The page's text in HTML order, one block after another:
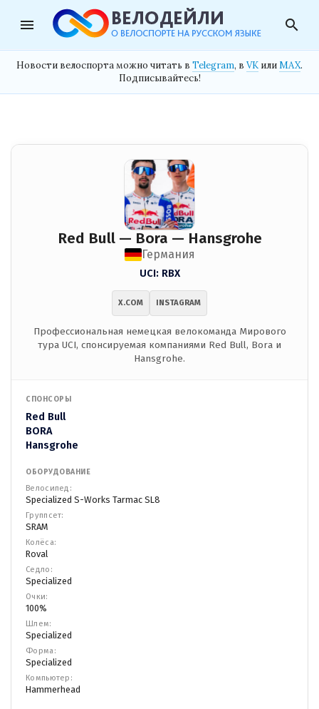
menu search
Новости велоспорта можно читать в Telegram, в VK илиMAX.
Подписывайтесь!
Red Bull — Bora — Hansgrohe
Германия
UCI: RBX
X.COM INSTAGRAM
Профессиональная немецкая велокоманда Мирового
тура UCI, спонсируемая компаниями Red Bull, Bora и
Hansgrohe.
СПОНСОРЫ
Red Bull
BORA
Hansgrohe
ОБОРУДОВАНИЕ
Велосипед:
Specialized S-Works Tarmac SL8
Группсет:
SRAM
Колёса:
Roval
Седло:
Specialized
Очки:
100%
Шлем:
Specialized
Форма:
Specialized
Компьютер:
Hammerhead